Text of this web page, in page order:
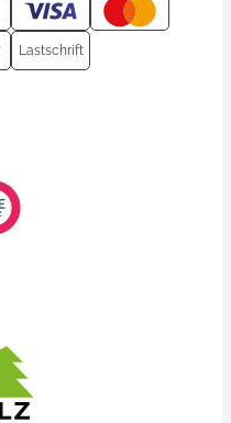
Lastschrift